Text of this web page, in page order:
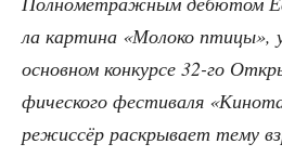
ла кар­ти­на «Моло­ко пти­цы»,
основ­ном кон­кур­се 32-го
фи­че­ско­го фести­ва­ля
режис­сёр рас­кры­ва­ет тему